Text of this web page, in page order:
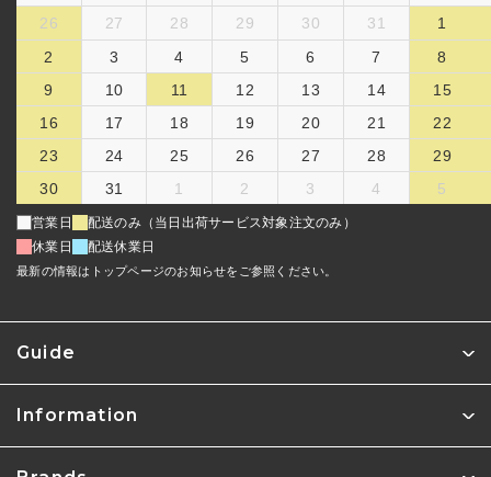
Guide
Information
26
27 28 29 30 31
1
2
3 4 5 6 7
8
9
10 11 12 13 14
15
16
17 18 19 20 21
22
23
24 25 26 27 28
29
30
31 1 2 3 4 5
営業日
配送のみ（当日出荷サービス対象注文のみ）
休業日
配送休業日
最新の情報はトップページのお知らせをご参照ください。